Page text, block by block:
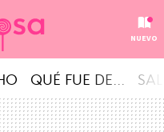
NUEVO
QUÉ FUE DE...